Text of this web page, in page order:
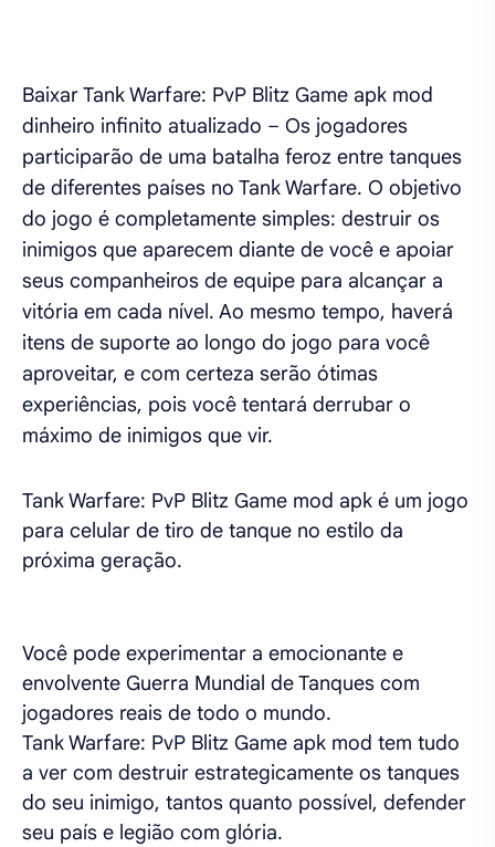
Baixar Tank Warfare: PvP Blitz Game apk mod
dinheiro infinito atualizado – Os jogadores
participarão de uma batalha feroz entre tanques
de diferentes países no Tank Warfare. O objetivo
do jogo é completamente simples: destruir os
inimigos que aparecem diante de você e apoiar
seus companheiros de equipe para alcançar a
vitória em cada nível. Ao mesmo tempo, haverá
itens de suporte ao longo do jogo para você
aproveitar, e com certeza serão ótimas
experiências, pois você tentará derrubar o
máximo de inimigos que vir.
Tank Warfare: PvP Blitz Game mod apk é um jogo
para celular de tiro de tanque no estilo da
próxima geração.
Você pode experimentar a emocionante e
envolvente Guerra Mundial de Tanques com
jogadores reais de todo o mundo.
Tank Warfare: PvP Blitz Game apk mod tem tudo
a ver com destruir estrategicamente os tanques
do seu inimigo, tantos quanto possível, defender
seu país e legião com glória.